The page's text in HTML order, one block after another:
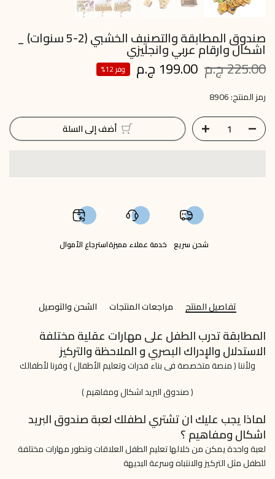
صندوق المطابقة والتصنيف الخشبي (2-5 سنوات) _
اشكال وارقام عربي وانجليزي
225.00 ج.م 199.00 ج.م وفر 12%
رمز المنتج:8906
أضف إلى السلة
شحن سريع خدمة عملاء مميزةاسترجاع الأموال
تفاصيل المنتج مراجعات المنتجات الشحن والتوصيل
المطابقة تدرب الطفل على مهارات عقلية مختلفة
الاستدلال والإدراك البصري و الملاحظة والتركيز
ولأننا ( منصة متخصصة فى بناء قدرات وتعليم الأطفال ) وفرنا لأطفالك
( صندوق البريد اشكال ومفاهيم )
لماذا يجب عليك ان تشتري لطفلك لعبة صندوق البريد
اشكال ومفاهيم ؟
لعبة واحدة يمكن من خلالها تعليم الطفل العلاقات وتطور مهارات مختلفة
للطفل مثل التركيز والانتباه وسرعة البديهة